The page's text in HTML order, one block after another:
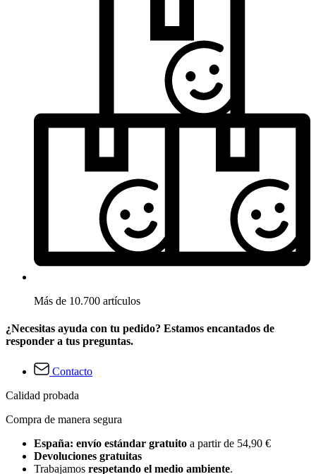
Más de 10.700 artículos
¿Necesitas ayuda con tu pedido? Estamos encantados de
responder a tus preguntas.
Contacto
Calidad probada
Compra de manera segura
España: envío estándar gratuito a partir de 54,90 €
Devoluciones gratuitas
Trabajamos respetando el medio ambiente.